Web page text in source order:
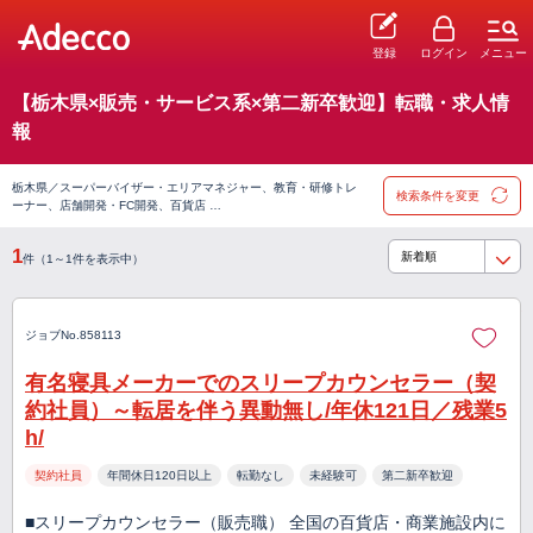
登録 ログイン メニュー
【栃木県×販売・サービス系×第二新卒歓迎】転職・求人情
報
栃木県／スーパーバイザー・エリアマネジャー、教育・研修トレ
ーナー、店舗開発・FC開発、百貨店 …
検索条件を変更
1件（1～1件を表示中）
ジョブNo.858113
有名寝具メーカーでのスリープカウンセラー（契
約社員）～転居を伴う異動無し/年休121日／残業5
h/
契約社員 年間休日120日以上 転勤なし 未経験可 第二新卒歓迎
■スリープカウンセラー（販売職） 全国の百貨店・商業施設内に